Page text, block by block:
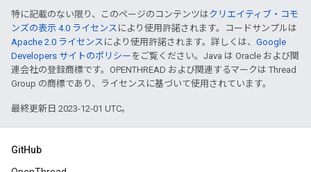
特に記載のない限り、このページのコンテンツはクリエイティブ・コモ
ンズの表示 4.0 ライセンス により使用許諾されます。コードサンプルは
Apache 2.0 ライセンス により使用許諾されます。詳しくは、 Google
Developers サイトのポリシー をご覧ください。Java は Oracle および関
連会社の登録商標です。OPENTHREAD および関連するマークは Thread
Group の商標であり、ライセンスに基づいて使用されています。
最終更新日 2023-12-01 UTC。
GitHub